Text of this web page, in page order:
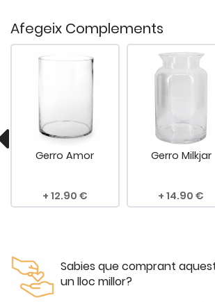
Afegeix Complements
Gerro Amor
12.90
Gerro Milkjar
14.90
Sabies que comprant
un lloc millor?